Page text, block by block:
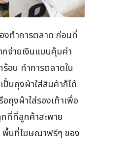
งทำการตลาด ก่อนที่
จ่ายเงินแบบคุ้มค่า
อน ทำการตลาดใน
ป็้นถุงผ้าใส่สินค้าก็ได้
ถุงผ้าใส่รองเท้าเพื่อ
ที่ที่ลูกค้าสะพาย
พื้นที่โฆษณาฟรีๆ ของ